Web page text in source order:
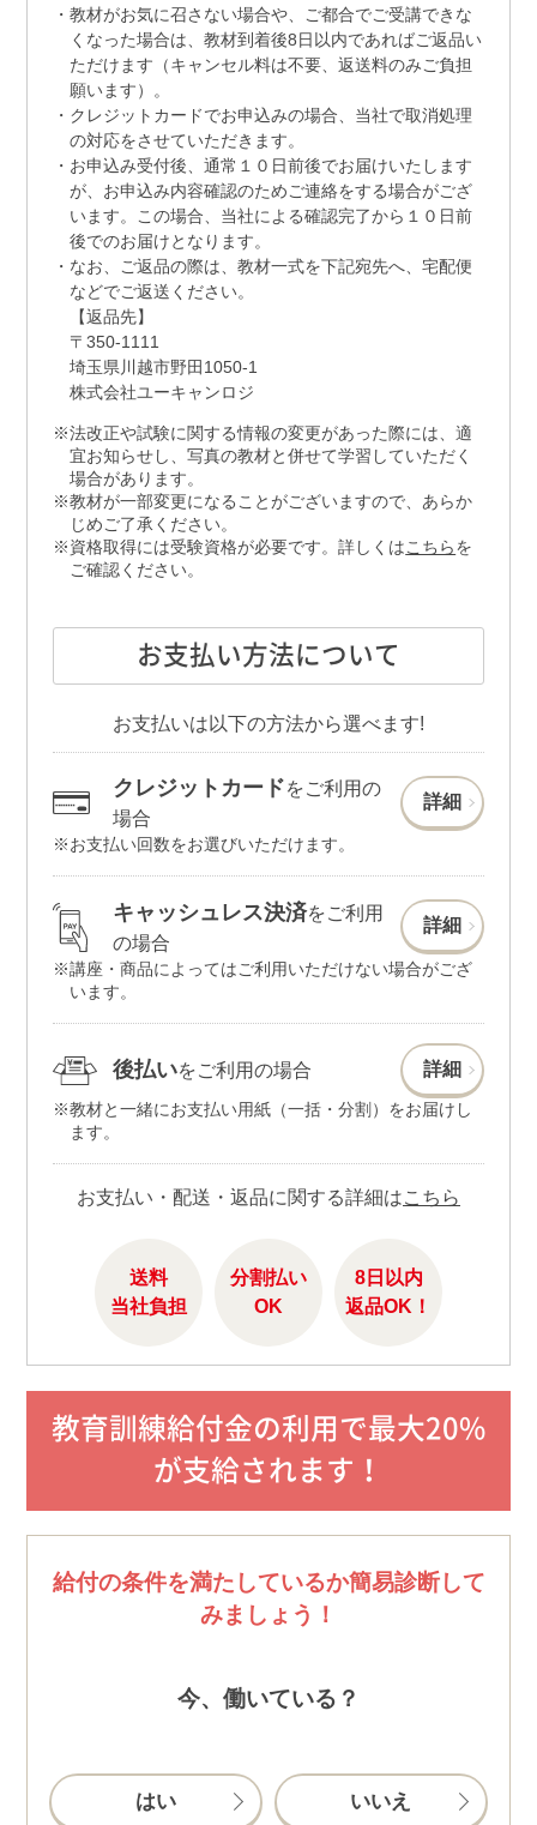
教材がお気に召さない場合や、ご都合でご受講できな
くなった場合は、教材到着後8日以内であればご返品い
ただけます（キャンセル料は不要、返送料のみご負担
願います）。
クレジットカードでお申込みの場合、当社で取消処理
の対応をさせていただきます。
お申込み受付後、通常１０日前後でお届けいたします
が、お申込み内容確認のためご連絡をする場合がござ
います。この場合、当社による確認完了から１０日前
後でのお届けとなります。
なお、ご返品の際は、教材一式を下記宛先へ、宅配便
などでご返送ください。
【返品先】
〒350-1111
埼玉県川越市野田1050-1
株式会社ユーキャンロジ
法改正や試験に関する情報の変更があった際には、適
宜お知らせし、写真の教材と併せて学習していただく
場合があります。
教材が一部変更になることがございますので、あらか
じめご了承ください。
資格取得には受験資格が必要です。詳しくはこちらを
ご確認ください。
お支払い方法について
お支払いは以下の方法から選べます!
クレジットカードをご利用の
場合
詳細
お支払い回数をお選びいただけます。
キャッシュレス決済をご利用
の場合
詳細
講座・商品によってはご利用いただけない場合がござ
います。
後払いをご利用の場合 詳細
教材と一緒にお支払い用紙（一括・分割）をお届けし
ます。
お支払い・配送・返品に関する詳細はこちら
送料
当社負担
分割払い
OK
8日以内
返品OK！
教育訓練給付金の利用で最大20%
が支給されます！
給付の条件を満たしているか簡易診断して
みましょう！
今、働いている？
はい いいえ